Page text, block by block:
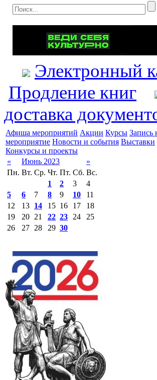
Электронный
Продление книг
доставка
Афиша мероприятий Акции Курсы Запись
мероприятие Новости и события Выставки
Конкурсы и проекты
«
Июнь 2023
»
Пн. Вт. Ср. Чт. Пт. Сб. Вс.
1
2 3
4
5
6 7 8 9 10
11
12
13 14 15 16 17
18
19
20 21 22 23 24
25
26
27 28 29 30